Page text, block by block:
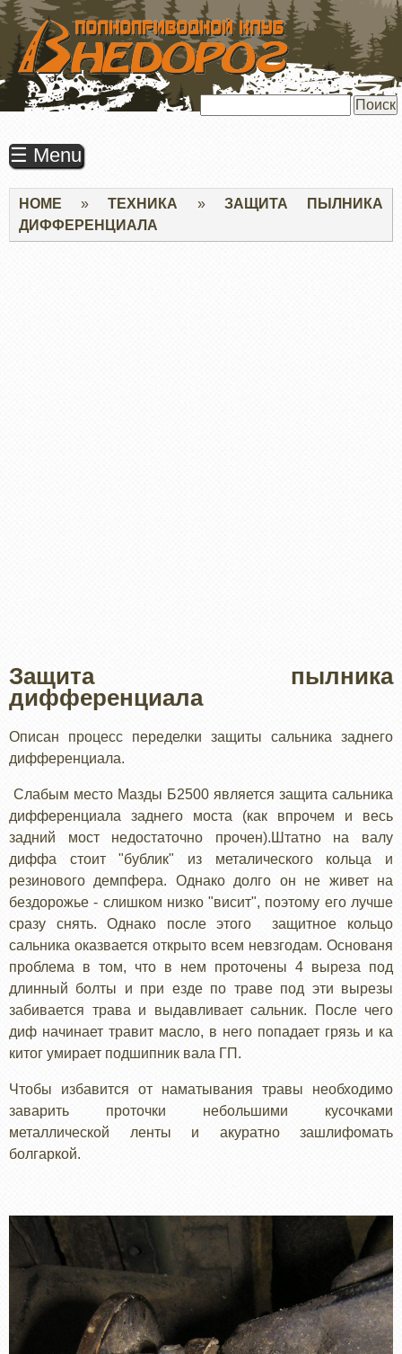
ПЕРЕЙТИ
ОСНОВНОМУ
СОДЕРЖАНИЮ
☰ Menu
Строка
навигации
HOME ТЕХНИКА
ЗАЩИТА ПЫЛНИКА
ДИФФЕРЕНЦИАЛА
Защита пылника
дифференциала
Описан процесс переделки защиты сальника заднего
дифференциала.
Слабым место Мазды Б2500 является защита сальника
дифференциала заднего моста (как впрочем и весь
задний мост недостаточно прочен).Штатно на валу
диффа стоит "бублик" из металического кольца и
резинового демпфера. Однако долго он не живет на
бездорожье - слишком низко "висит", поэтому его лучше
сразу снять. Однако после этого защитное кольцо
сальника оказвается открыто всем невзгодам. Основаня
проблема в том, что в нем проточены 4 выреза под
длинный болты и при езде по траве под эти вырезы
забивается трава и выдавливает сальник. После чего
диф начинает травит масло, в него попадает грязь и ка
китог умирает подшипник вала ГП.
Чтобы избавится от наматывания травы необходимо
заварить проточки небольшими кусочками
металлической ленты и акуратно зашлифомать
болгаркой.